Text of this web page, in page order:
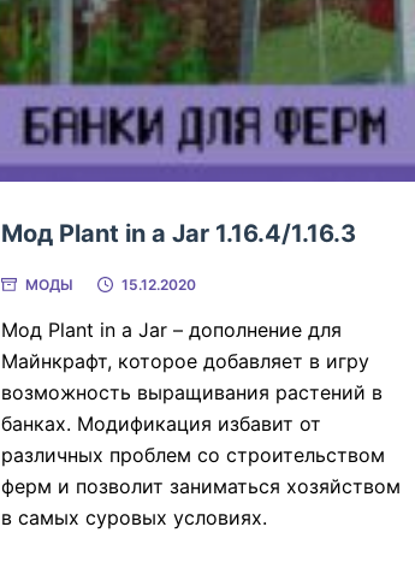
Мод Plant in a Jar 1.16.4/1.16.3
МОДЫ 15.12.2020
Мод Plant in a Jar – дополнение для
Майнкрафт, которое добавляет в игру
возможность выращивания растений в
банках. Модификация избавит от
различных проблем со строительством
ферм и позволит заниматься хозяйством
в самых суровых условиях.